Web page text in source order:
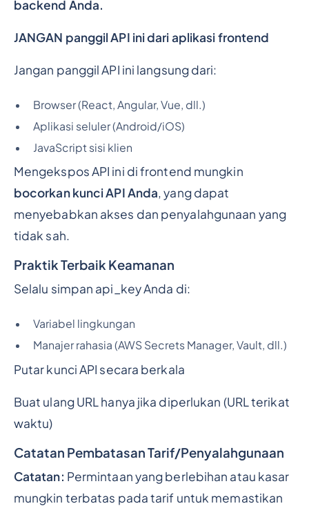
backend Anda.
JANGAN panggil API ini dari aplikasi frontend
Jangan panggil API ini langsung dari:
Browser (React, Angular, Vue, dll.)
Aplikasi seluler (Android/iOS)
JavaScript sisi klien
Mengekspos API ini di frontend mungkin
bocorkan kunci API Anda, yang dapat
menyebabkan akses dan penyalahgunaan yang
tidak sah.
Praktik Terbaik Keamanan
Selalu simpan api_key Anda di:
Variabel lingkungan
Manajer rahasia (AWS Secrets Manager, Vault, dll.)
Putar kunci API secara berkala
Buat ulang URL hanya jika diperlukan (URL terikat
waktu)
Catatan Pembatasan Tarif/Penyalahgunaan
Catatan: Permintaan yang berlebihan atau kasar
mungkin terbatas pada tarif untuk memastikan